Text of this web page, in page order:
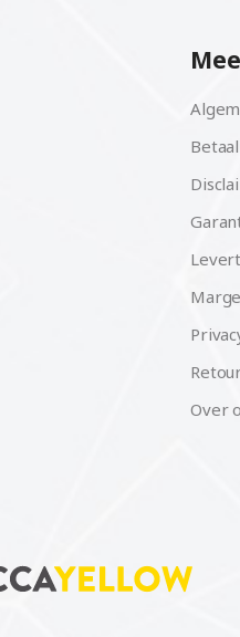
Over